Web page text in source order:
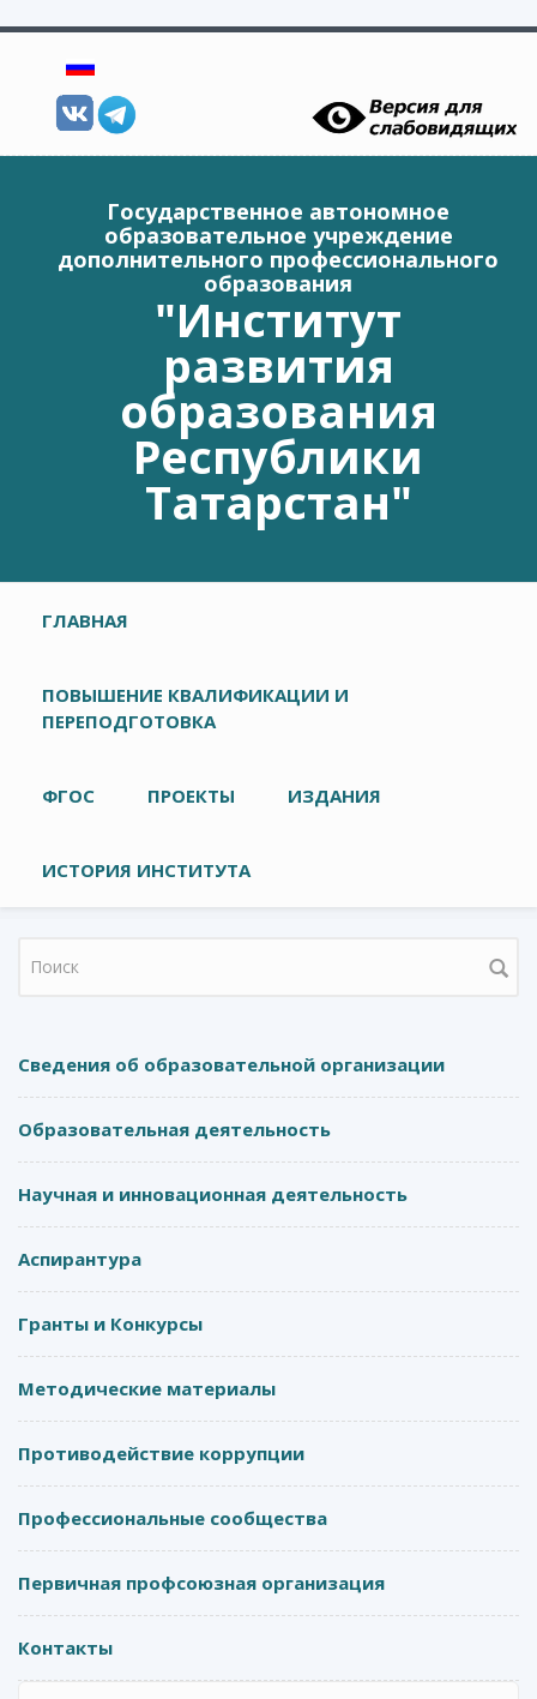
Государственное автономное
образовательное учреждение
дополнительного профессионального
образования
"Институт
развития
образования
Республики
Татарстан"
Главное меню
ГЛАВНАЯ
ПОВЫШЕНИЕ КВАЛИФИКАЦИИ И
ПЕРЕПОДГОТОВКА
ФГОС ПРОЕКТЫ ИЗДАНИЯ
ИСТОРИЯ ИНСТИТУТА
Форма поиска
Сведения об образовательной организации
Образовательная деятельность
Научная и инновационная деятельность
Аспирантура
Гранты и Конкурсы
Методические материалы
Противодействие коррупции
Профессиональные сообщества
Первичная профсоюзная организация
Контакты